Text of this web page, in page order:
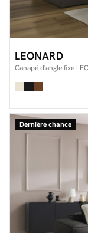
LEONARD
Canapé d'angle fixe
Dernière chance